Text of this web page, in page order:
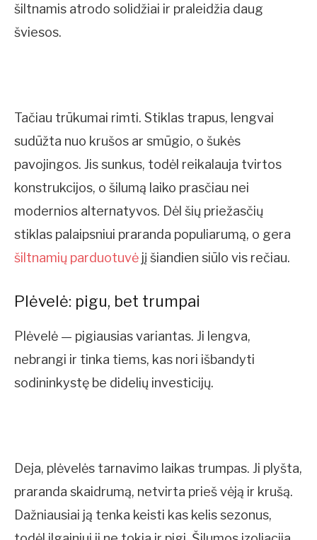
šiltnamis atrodo solidžiai ir praleidžia daug
šviesos.
Tačiau trūkumai rimti. Stiklas trapus, lengvai
sudūžta nuo krušos ar smūgio, o šukės
pavojingos. Jis sunkus, todėl reikalauja tvirtos
konstrukcijos, o šilumą laiko prasčiau nei
modernios alternatyvos. Dėl šių priežasčių
stiklas palaipsniui praranda populiarumą, o gera
šiltnamių parduotuvė jį šiandien siūlo vis rečiau.
Plėvelė: pigu, bet trumpai
Plėvelė — pigiausias variantas. Ji lengva,
nebrangi ir tinka tiems, kas nori išbandyti
sodininkystę be didelių investicijų.
Deja, plėvelės tarnavimo laikas trumpas. Ji plyšta,
praranda skaidrumą, netvirta prieš vėją ir krušą.
Dažniausiai ją tenka keisti kas kelis sezonus,